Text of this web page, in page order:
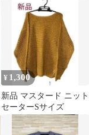
バイカラー 体型カバー
¥ 1,300
新品 マスタード ニット
セーターSサイズ